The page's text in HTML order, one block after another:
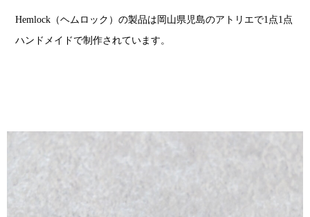
Hemlock（ヘムロック）の製品は岡山県児島のアトリエで1点1点
ハンドメイドで制作されています。